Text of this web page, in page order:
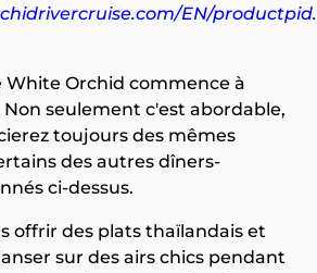
EN/
White Orchid commence à
Non seulement c'est abordable,
toujours des mêmes
des autres dîners-
ci-dessus.
offrir des plats thaïlandais et
sur des airs chics pendant